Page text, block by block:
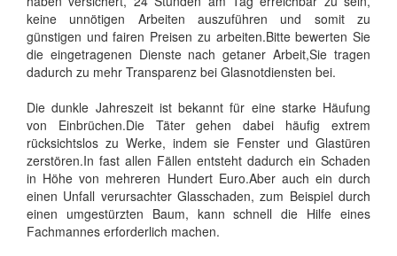
keine unnötigen Arbeiten auszuführen und somit zu
günstigen und fairen Preisen zu arbeiten.Bitte bewerten Sie
die eingetragenen Dienste nach getaner Arbeit,Sie tragen
dadurch zu mehr Transparenz bei Glasnotdiensten bei.
Die dunkle Jahreszeit ist bekannt für eine starke Häufung
von Einbrüchen.Die Täter gehen dabei häufig extrem
rücksichtslos zu Werke, indem sie Fenster und Glastüren
zerstören.In fast allen Fällen entsteht dadurch ein Schaden
in Höhe von mehreren Hundert Euro.Aber auch ein durch
einen Unfall verursachter Glasschaden, zum Beispiel durch
einen umgestürzten Baum, kann schnell die Hilfe eines
Fachmannes erforderlich machen.